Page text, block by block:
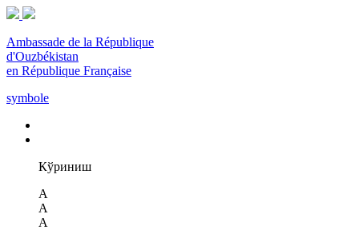
Ambassade de la République
d'Ouzbékistan
en République Française
symbole
Кўриниш
A
A
A